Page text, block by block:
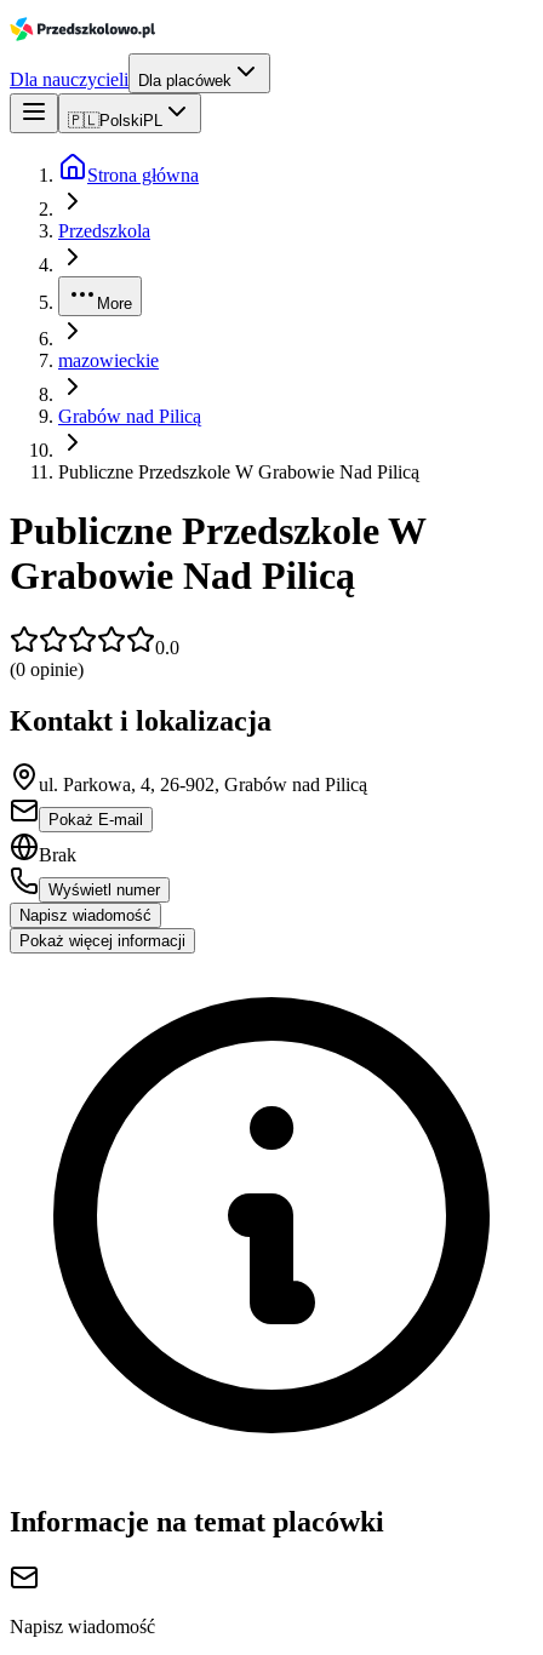
Dla nauczycieli Dla placówek
🇵🇱Polski PL
Strona główna
Przedszkola
More
mazowieckie
Grabów nad Pilicą
Publiczne Przedszkole W Grabowie Nad Pilicą
Publiczne Przedszkole W
Grabowie Nad Pilicą
0.0
(0 opinie)
Kontakt i lokalizacja
ul. Parkowa, 4, 26-902, Grabów nad Pilicą
Pokaż E-mail
Brak
Wyświetl numer
Napisz wiadomość
Pokaż więcej informacji
Informacje na temat placówki
Napisz wiadomość